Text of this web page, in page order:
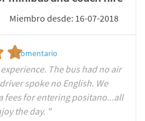
Miembro desde: 16-07-2018
1 comentario
The bus had no air
spoke no English. We
fees for entering positano...all
the day. "